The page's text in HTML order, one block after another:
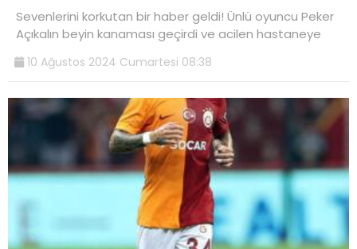
Sevenlerini korkutan bir haber geldi! Ünlü oyuncu Peker
Açıkalın beyin kanaması geçirdi ve acilen hastaneye
10 Ağustos 2024 Cumartesi 08:38